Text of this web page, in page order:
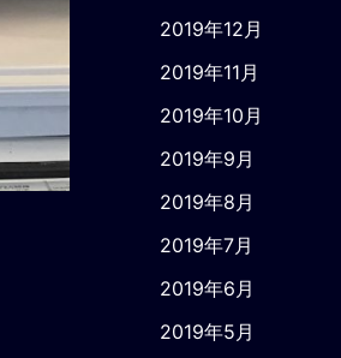
2019年12月
2019年11月
2019年10月
2019年9月
2019年8月
2019年7月
2019年6月
2019年5月